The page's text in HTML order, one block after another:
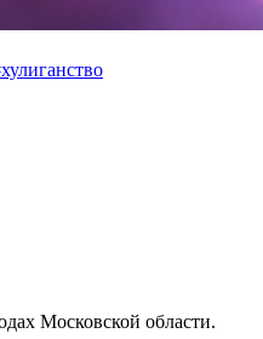
Московской области.